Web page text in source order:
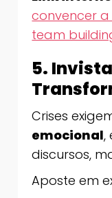
convencer
team
5.
Crises
emocional,
discursos,
Aposte em